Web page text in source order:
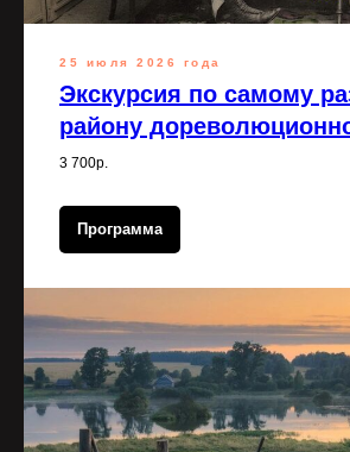
25 июля 2026 года
Экскурсия по самому
району
3 700р.
Программа